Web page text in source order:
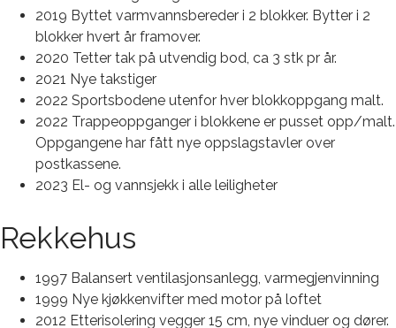
2019 Byttet varmvannsbereder i 2 blokker. Bytter i 2
blokker hvert år framover.
2020 Tetter tak på utvendig bod, ca 3 stk pr år.
2021 Nye takstiger
2022 Sportsbodene utenfor hver blokkoppgang malt.
2022 Trappeoppganger i blokkene er pusset opp/malt.
Oppgangene har fått nye oppslagstavler over
postkassene.
2023 El- og vannsjekk i alle leiligheter
Rekkehus
1997 Balansert ventilasjonsanlegg, varmegjenvinning
1999 Nye kjøkkenvifter med motor på loftet
2012 Etterisolering vegger 15 cm, nye vinduer og dører.